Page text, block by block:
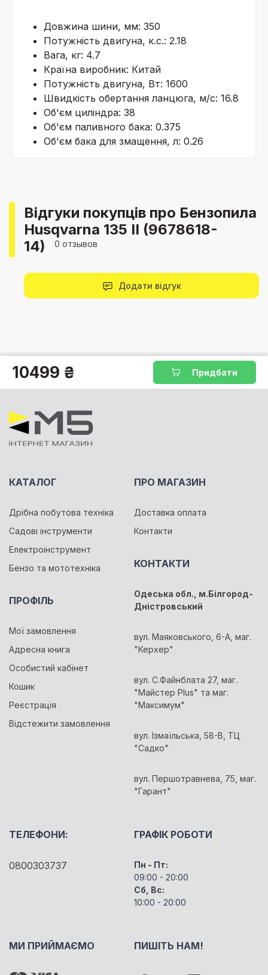
Довжина шини, мм: 350
Потужність двигуна, к.с.: 2.18
Вага, кг: 4.7
Країна виробник: Китай
Потужність двигуна, Вт: 1600
Швидкість обертання ланцюга, м/с: 16.8
Об'єм циліндра: 38
Об'єм паливного бака: 0.375
Об'єм бака для змащення, л: 0.26
Відгуки покупців про Бензопила
Husqvarna 135 II (9678618-
14)
0 отзывов
Додати відгук
10499 ₴ Придбати
КАТАЛОГ
Дрібна побутова техніка
Садові інструменти
Електроінструмент
Бензо та мототехніка
ПРОФІЛЬ
Мої замовлення
Адресна книга
Особистий кабінет
Кошик
Реєстрація
Відстежити замовлення
ПРО МАГАЗИН
Доставка оплата
Контакти
КОНТАКТИ
Одеська обл., м.Білгород-
Дністровський
вул. Маяковського, 6-А, маг.
"Керхер"
вул. С.Файнблата 27, маг.
"Майстер Plus" та маг.
"Максимум"
вул. Ізмаїльська, 58-В, ТЦ
"Садко"
вул. Першотравнева, 75, маг.
"Гарант"
ТЕЛЕФОНИ:
0800303737
ГРАФІК РОБОТИ
Пн - Пт:
09:00 - 20:00
Сб, Вс:
10:00 - 20:00
МИ ПРИЙМАЄМО ПИШІТЬ НАМ!